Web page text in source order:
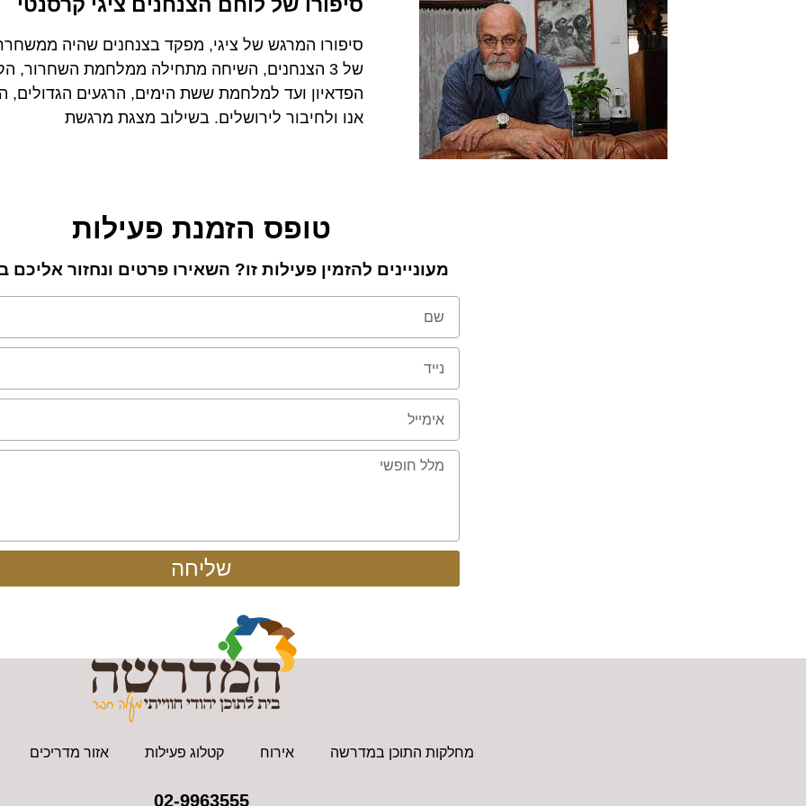
סיפורו המרגש של ציגי, מפקד בצנחנים שהיה
של 3 הצנחנים, השיחה מתחילה ממלחמת השחרור,
הפדאיון ועד למלחמת ששת הימים, הרגעים הגדולים,
אנו ולחיבור לירושלים. בשילוב מצגת מרגשת
טופס הזמנת פעילות
מעוניינים להזמין פעילות זו? השאירו פרטים ונחזור אליכם
שליחה
מחלקות התוכן במדרשה אירוח קטלוג פעילות אזור מדריכים
02-9963555